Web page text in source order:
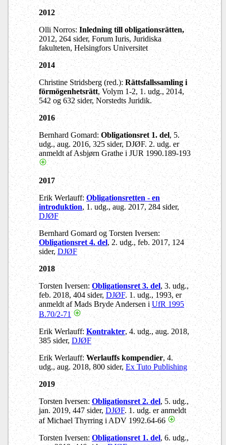
2012
Olli Norros:Inledning till obligationsrätten,
2012, 264 sider, Forum Iuris, Juridiska
fakulteten, Helsingfors Universitet
2014
Christine Stridsberg (red.):Rättsfallssamling i
förmögenhetsrätt, Volym 1-2, 1. udg., 2014,
542 og 632 sider, Norstedts Juridik.
2016
Bernhard Gomard: Obligationsret 1. del, 5.
udg., aug. 2016, 325 sider, DJØF. 2. udg. er
anmeldt af Asbjørn Grathe i JUR 1990.189-193
2017
Erik Werlauff:Obligationsretten - en
introduktion, 1. udg., aug. 2017, 284 sider,
DJØF
Bernhard Gomard og Torsten Iversen:
Obligationsret 4. del, 2. udg., feb. 2017, 124
sider,DJØF
2018
Torsten Iversen: Obligationsret 3. del, 3. udg.,
feb. 2018, 404 sider, DJØF. 1. udg., 1993, er
anmeldt af Mads Bryde Andersen iUfR 1995
B.70/2-71
Erik Werlauff:Kontrakter, 4. udg., aug. 2018,
385 sider, DJØF
Erik Werlauff:Werlauffs kompendier, 4.
udg., aug. 2018, 800 sider,Ex Tuto Publishing
2019
Torsten Iversen: Obligationsret 2. del, 5. udg.,
jan. 2019, 447 sider,DJØF. 1. udg. er anmeldt
af Michael Thyrring i ADV 1992.64-66
Torsten Iversen:Obligationsret 1. del, 6. udg.,